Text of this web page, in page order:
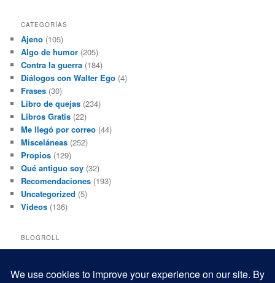
CATEGORÍAS
Ajeno (105)
Algo de humor (205)
Contra la guerra (184)
Diálogos con Walter Ego (4)
Frases (30)
Libro de quejas (234)
Libros Gratis (22)
Me llegó por correo (44)
Misceláneas (252)
Propios (129)
Qué antiguo soy (32)
Recomendaciones (193)
Uncategorized (5)
Videos (136)
BLOGROLL
Black and White Power
Mis macrofotografías